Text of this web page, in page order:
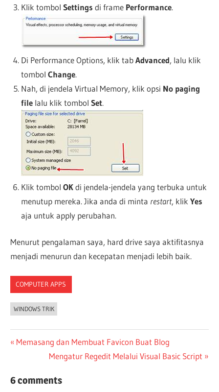
Klik tombol Settings di frame Performance.
Di Performance Options, klik tabAdvanced, lalu klik
tombol Change.
Nah, di jendela Virtual Memory, klik opsi No paging
filelalu klik tombol Set.
Klik tombol OKdi jendela-jendela yang terbuka untuk
menutup mereka. Jika anda di minta restart, klik Yes
aja untuk apply perubahan.
Menurut pengalaman saya, hard drive saya aktifitasnya
menjadi menurun dan kecepatan menjadi lebih baik.
COMPUTER APPS
WINDOWS TRIK
Post
navigation
Previous
Memasang dan Membuat Favicon Buat Blog
Next
Mengatur Regedit Melalui Visual Basic Script
6 comments